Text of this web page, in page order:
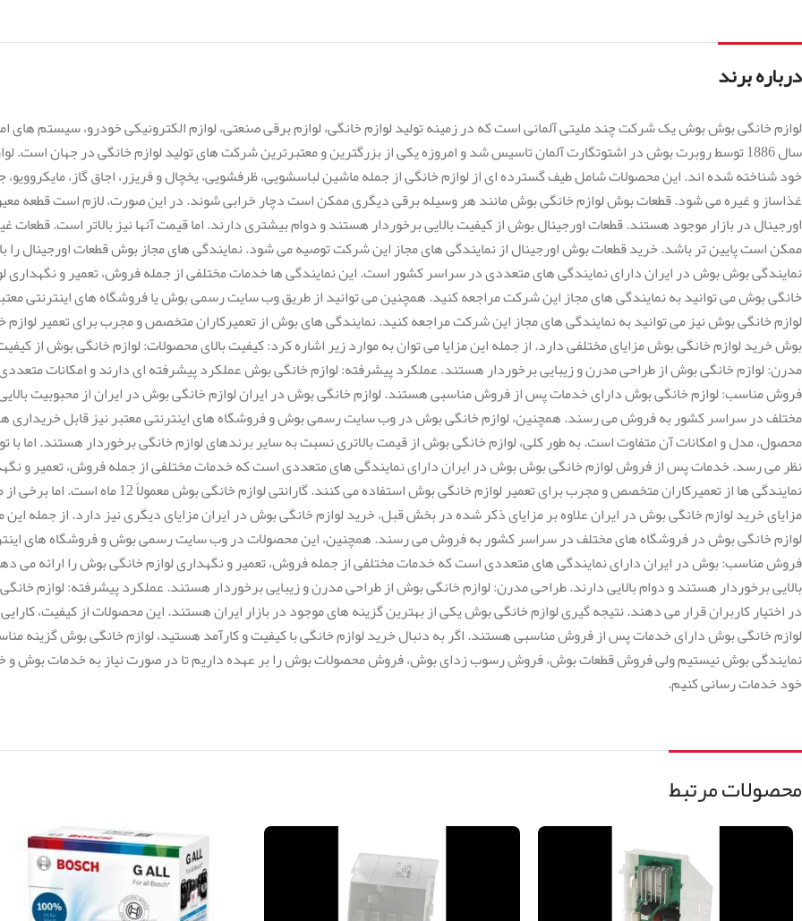
درباره برند
لوازم خانگی بوش بوش یک شرکت چند ملیتی آلمانی است که در زمینه تولید لوازم خانگی، لوازم برقی صنعتی، لوازم الکترونیکی خودرو، سیستم
سال 1886 توسط روبرت بوش در اشتوتگارت آلمان تاسیس شد و امروزه یکی از بزرگترین و معتبرترین شرکت های تولید لوازم خانگی در جهان
خود شناخته شده اند. این محصولات شامل طیف گسترده ای از لوازم خانگی از جمله ماشین لباسشویی، ظرفشویی، یخچال و فریزر، اجاق گاز، مایکروویو،
غذاساز و غیره می شود. قطعات بوش لوازم خانگی بوش مانند هر وسیله برقی دیگری ممکن است دچار خرابی شوند. در این صورت، لازم است قطعه
اورجینال در بازار موجود هستند. قطعات اورجینال بوش از کیفیت بالایی برخوردار هستند و دوام بیشتری دارند. اما قیمت آنها نیز بالاتر است. قطعات
ممکن است پایین تر باشد. خرید قطعات بوش اورجینال از نمایندگی های مجاز این شرکت توصیه می شود. نمایندگی های مجاز بوش قطعات اورجینال
نمایندگی بوش بوش در ایران دارای نمایندگی های متعددی در سراسر کشور است. این نمایندگی ها خدمات مختلفی از جمله فروش، تعمیر و نگهداری
خانگی بوش می توانید به نمایندگی های مجاز این شرکت مراجعه کنید. همچنین می توانید از طریق وب سایت رسمی بوش یا فروشگاه های اینترنتی
لوازم خانگی بوش نیز می توانید به نمایندگی های مجاز این شرکت مراجعه کنید. نمایندگی های بوش از تعمیرکاران متخصص و مجرب برای تعمیر
بوش خرید لوازم خانگی بوش مزایای مختلفی دارد. از جمله این مزایا می توان به موارد زیر اشاره کرد: کیفیت بالای محصولات: لوازم خانگی بوش از
مدرن: لوازم خانگی بوش از طراحی مدرن و زیبایی برخوردار هستند. عملکرد پیشرفته: لوازم خانگی بوش عملکرد پیشرفته ای دارند و امکانات
فروش مناسب: لوازم خانگی بوش دارای خدمات پس از فروش مناسبی هستند. لوازم خانگی بوش در ایران لوازم خانگی بوش در ایران از محبوبیت
مختلف در سراسر کشور به فروش می رسند. همچنین، لوازم خانگی بوش در وب سایت رسمی بوش و فروشگاه های اینترنتی معتبر نیز قابل خریداری
محصول، مدل و امکانات آن متفاوت است. به طور کلی، لوازم خانگی بوش از قیمت بالاتری نسبت به سایر برندهای لوازم خانگی برخوردار هستند. اما با
نظر می رسد. خدمات پس از فروش لوازم خانگی بوش بوش در ایران دارای نمایندگی های متعددی است که خدمات مختلفی از جمله فروش، تعمیر و
مزایای خرید لوازم خانگی بوش در ایران علاوه بر مزایای ذکر شده در بخش قبل، خرید لوازم خانگی بوش در ایران مزایای دیگری نیز دارد. از جمله
لوازم خانگی بوش در فروشگاه های مختلف در سراسر کشور به فروش می رسند. همچنین، این محصولات در وب سایت رسمی بوش و فروشگاه های
فروش مناسب: بوش در ایران دارای نمایندگی های متعددی است که خدمات مختلفی از جمله فروش، تعمیر و نگهداری لوازم خانگی بوش را ارائه می
بالایی برخوردار هستند و دوام بالایی دارند. طراحی مدرن: لوازم خانگی بوش از طراحی مدرن و زیبایی برخوردار هستند. عملکرد پیشرفته: لوازم
در اختیار کاربران قرار می دهند. نتیجه گیری لوازم خانگی بوش یکی از بهترین گزینه های موجود در بازار ایران هستند. این محصولات از کیفیت،
لوازم خانگی بوش دارای خدمات پس از فروش مناسبی هستند. اگر به دنبال خرید لوازم خانگی با کیفیت و کارآمد هستید، لوازم خانگی بوش گزینه
نمایندگی بوش نیستیم ولی فروش قطعات بوش، فروش رسوب زدای بوش، فروش محصولات بوش را بر عهده داریم تا در صورت نیاز به خدمات بوش
خود خدمات رسانی کنیم.
محصولات مرتبط